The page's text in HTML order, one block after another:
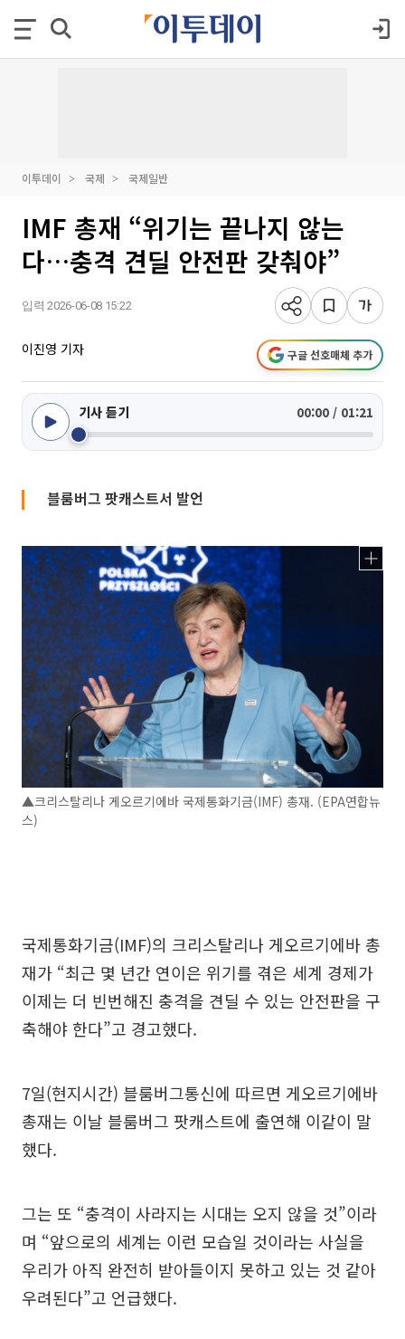
이투데이 국제 국제일반
IMF 총재 “위기는 끝나지 않는
다…충격 견딜 안전판 갖춰야”
입력 2026-06-08 15:22
이진영 기자 구글 선호매체 추가
기사 듣기 00:00 / 01:21
블룸버그 팟캐스트서 발언
▲크리스탈리나 게오르기에바 국제통화기금(IMF) 총재. (EPA연합뉴
스)
국제통화기금(IMF)의 크리스탈리나 게오르기에바 총
재가 “최근 몇 년간 연이은 위기를 겪은 세계 경제가
이제는 더 빈번해진 충격을 견딜 수 있는 안전판을 구
축해야 한다”고 경고했다.
7일(현지시간) 블룸버그통신에 따르면 게오르기에바
총재는 이날 블룸버그 팟캐스트에 출연해 이같이 말
했다.
그는 또 “충격이 사라지는 시대는 오지 않을 것”이라
며 “앞으로의 세계는 이런 모습일 것이라는 사실을
우리가 아직 완전히 받아들이지 못하고 있는 것 같아
우려된다”고 언급했다.